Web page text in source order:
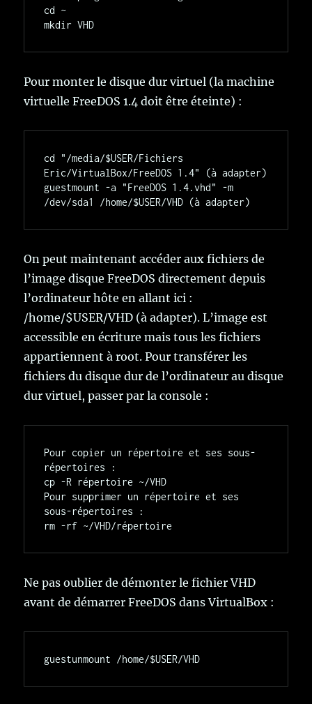
cd ~
Pour monter le disque dur virtuel (la machine
virtuelle FreeDOS 1.4 doit être éteinte) :
cd "/media/$USER/Fichiers
Eric/VirtualBox/FreeDOS 1.4" (à adapter)
guestmount -a "FreeDOS 1.4.vhd" -m
On peut maintenant accéder aux fichiers de
l’image disque FreeDOS directement depuis
l’ordinateur hôte en allant ici :
/home/$USER/VHD (à adapter). L’image est
accessible en écriture mais tous les fichiers
appartiennent à root. Pour transférer les
fichiers du disque dur de l’ordinateur au disque
dur virtuel, passer par la console :
Pour copier un répertoire et ses sous-
répertoires :
cp -R répertoire ~/VHD
Pour supprimer un répertoire et ses
sous-répertoires :
Ne pas oublier de démonter le fichier VHD
avant de démarrer FreeDOS dans VirtualBox :